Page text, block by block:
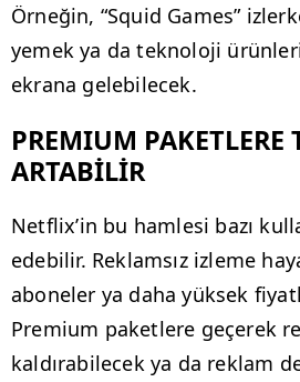
Örneğin, “Squid Games”
yemek ya da teknoloji
ekrana gelebilecek.
PREMIUM PAKETLERE
ARTABİLİR
Netflix’in bu hamlesi bazı
edebilir. Reklamsız izleme
aboneler ya daha yüksek
Premium paketlere geçerek
kaldırabilecek ya da reklam